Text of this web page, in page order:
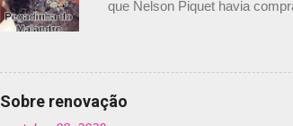
que Nelson Piquet havia
dirigente foi taxativo ao
verdade, nós recebemos uma
Senna, não podemos ter dois
Sobre renovação